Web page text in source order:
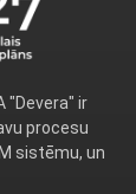
"Devera" ir
procesu
sistēmu, un